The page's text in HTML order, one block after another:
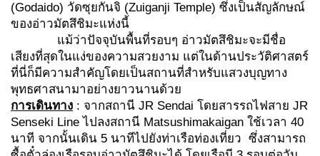
(Godaido) วัดซุยกันจิ (Zuiganji Temple) ซึ่งเป็นสัญลักษณ์
ของอ่าวมัตสึชิมะแห่งนี้
แม้ว่าปัจจุบันพื้นที่รอบๆ อ่าวมัตสึชิมะจะมีชื่อ
เสียงที่สุดในแง่ของความสวยงาม แต่ในด้านประวัติศาสตร์
ที่นี่ก็มีความสำคัญโดยเป็นสถานที่สำหรับแสวงบุญทาง
พุทธศาสนามาอย่างยาวนานด้วย
การเดินทาง : จากสถานี JR Sendai โดยสารรถไฟสาย JR
Senseki Line ไปลงสถานี Matsushimakaigan ใช้เวลา 40
นาที จากนั้นเดิน 5 นาทีไปยังท่าเรือท่องเที่ยว ซึ่งสามารถ